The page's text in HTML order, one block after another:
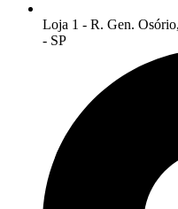
Loja 1 - R. Gen.
- SP